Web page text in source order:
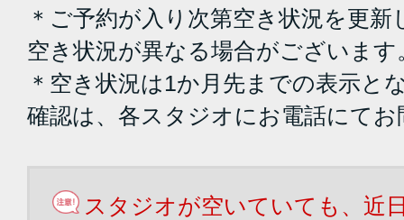
＊ご予約が入り次第空き状況を更
空き状況が異なる場合がございます
＊空き状況は1か月先までの表示と
確認は、各スタジオにお電話にて
スタジオが空いていても、近